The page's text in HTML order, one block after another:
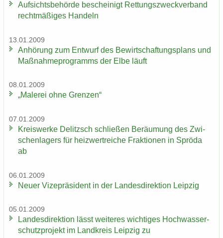
Auf­sichts­be­hör­de be­schei­nigt Ret­tungs­zweck­ver­band
recht­mä­ßi­ges Han­deln
13.01.2009
An­hö­rung zum Ent­wurf des Be­wirt­schaf­tungs­plans und
Maß­nah­me­pro­gramms der Elbe läuft
08.01.2009
„Ma­le­rei ohne Gren­zen“
07.01.2009
Kreis­wer­ke De­litzsch schlie­ßen Be­räu­mung des Zwi­
schen­la­gers für heiz­wertrei­che Frak­tio­nen in Sprö­da
ab
06.01.2009
Neuer Vi­ze­prä­si­dent in der Lan­des­di­rek­ti­on Leip­zig
05.01.2009
Lan­des­di­rek­ti­on lässt wei­te­res wich­ti­ges Hoch­was­ser­
schutz­pro­jekt im Land­kreis Leip­zig zu